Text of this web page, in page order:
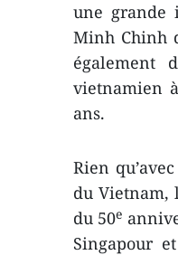
une grande
Minh Chinh
également
vietnamien
ans.
Rien
du Vietnam,
du 50e
Singapour